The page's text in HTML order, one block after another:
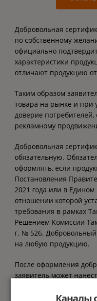
Добровольная
по собственному
официально
характеристики
отличают продукцию
Таким образом
товара на рынке и при
доверие потребителей,
рекламному
Добровольная
обязательную.
оформлять, если
Постановления
2021 года или в
отношении которой
требования в рамках
Решением Комиссии
г. № 526.
на любую продукцию.
После оформления
заявитель может